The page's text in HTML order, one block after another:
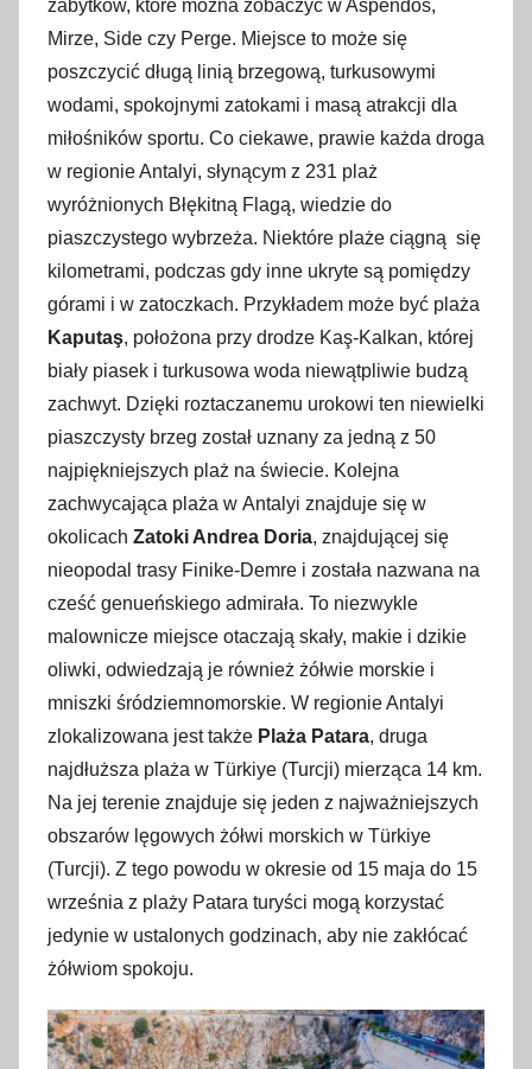
zabytków, które można zobaczyć w Aspendos,
Mirze, Side czy Perge. Miejsce to może się
poszczycić długą linią brzegową, turkusowymi
wodami, spokojnymi zatokami i masą atrakcji dla
miłośników sportu. Co ciekawe, prawie każda droga
w regionie Antalyi, słynącym z 231 plaż
wyróżnionych Błękitną Flagą, wiedzie do
piaszczystego wybrzeża. Niektóre plaże ciągną się
kilometrami, podczas gdy inne ukryte są pomiędzy
górami i w zatoczkach. Przykładem może być plaża
Kaputaş, położona przy drodze Kaş-Kalkan, której
biały piasek i turkusowa woda niewątpliwie budzą
zachwyt. Dzięki roztaczanemu urokowi ten niewielki
piaszczysty brzeg został uznany za jedną z 50
najpiękniejszych plaż na świecie. Kolejna
zachwycająca plaża w Antalyi znajduje się w
okolicach Zatoki Andrea Doria, znajdującej się
nieopodal trasy Finike-Demre i została nazwana na
cześć genueńskiego admirała. To niezwykle
malownicze miejsce otaczają skały, makie i dzikie
oliwki, odwiedzają je również żółwie morskie i
mniszki śródziemnomorskie. W regionie Antalyi
zlokalizowana jest także Plaża Patara, druga
najdłuższa plaża w Türkiye (Turcji) mierząca 14 km.
Na jej terenie znajduje się jeden z najważniejszych
obszarów lęgowych żółwi morskich w Türkiye
(Turcji). Z tego powodu w okresie od 15 maja do 15
września z plaży Patara turyści mogą korzystać
jedynie w ustalonych godzinach, aby nie zakłócać
żółwiom spokoju.